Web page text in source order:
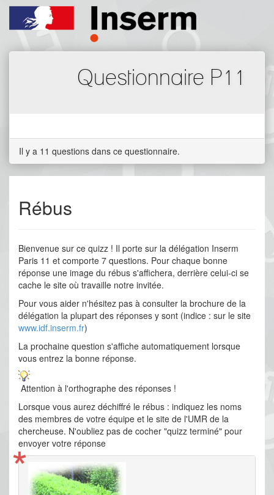
Questionnaire P11
Il y a 11 questions dans ce questionnaire.
Rébus
Bienvenue sur ce quizz ! Il porte sur la délégation Inserm
Paris 11 et comporte 7 questions. Pour chaque bonne
réponse une image du rébus s'affichera, derrière celui-ci se
cache le site où travaille notre invitée.
Pour vous aider n'hésitez pas à consulter la brochure de la
délégation la plupart des réponses y sont (indice : sur le site
www.idf.inserm.fr)
La prochaine question s'affiche automatiquement lorsque
vous entrez la bonne réponse.
Attention à l'orthographe des réponses !
Lorsque vous aurez déchiffré le rébus : indiquez les noms
des membres de votre équipe et le site de l'UMR de la
chercheuse. N'oubliez pas de cocher "quizz terminé" pour
envoyer votre réponse
*